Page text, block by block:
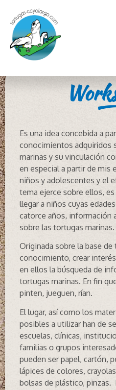
Es una idea concebida a
conocimientos adquiridos
marinas y su vinculación
en especial a partir de mis
niños y adolescentes y el
tema ejerce sobre ellos,
llegar a niños cuyas
catorce años, información
sobre las tortugas marinas.
Originada sobre la base
conocimiento, crear
en ellos la búsqueda de
tortugas marinas. En fin
pinten, jueguen, rían.
El lugar, así como los
posibles a utilizar han de
escuelas, clínicas,
familias o grupos
pueden ser papel, cartón,
lápices de colores,
bolsas de plástico, pinzas.